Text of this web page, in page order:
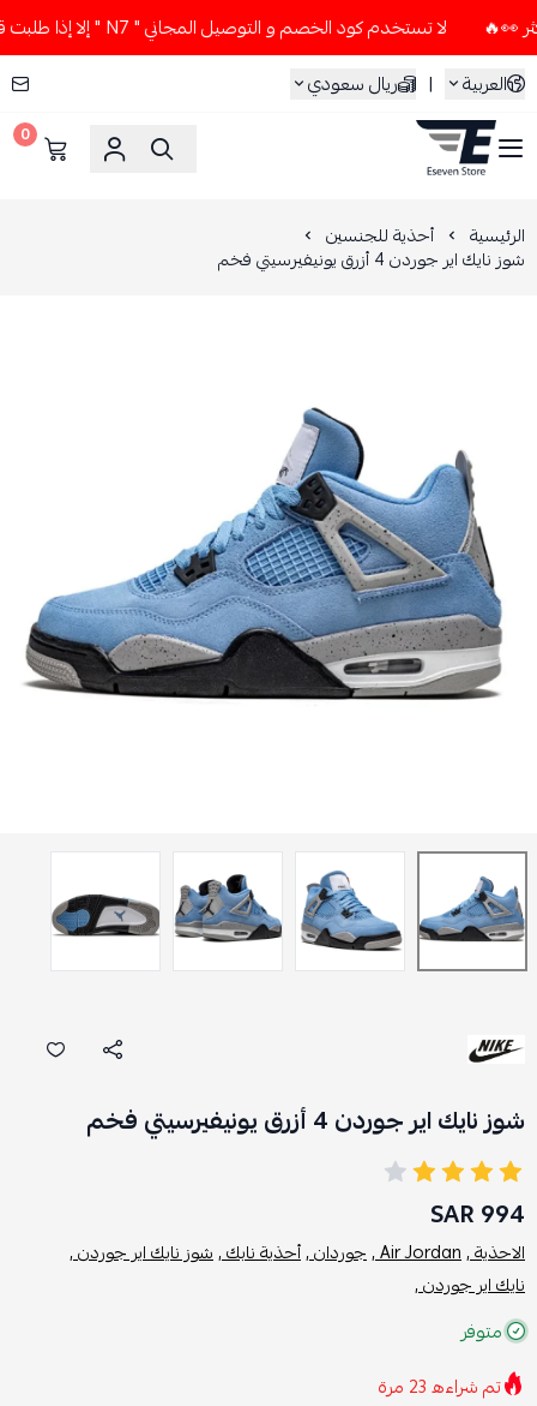
لا تستخدم كود الخصم و التوصيل المجاني " N7 " إلا إذا طلبت قطعتين أو أكثر 👀🔥
العربية
| ريال سعودي
ESEVEN STORE
0
الرئيسية أحذية للجنسين
شوز نايك اير جوردن 4 أزرق يونيفيرسيتي فخم
شوز نايك اير جوردن 4 أزرق يونيفيرسيتي فخم
994 SAR
الاحذية ,Air Jordan , جوردان ,أحذية نابك ,شوز نايك اير جوردن ,
نايك اير جوردن ,
متوفر
تم شراءه23 مرة